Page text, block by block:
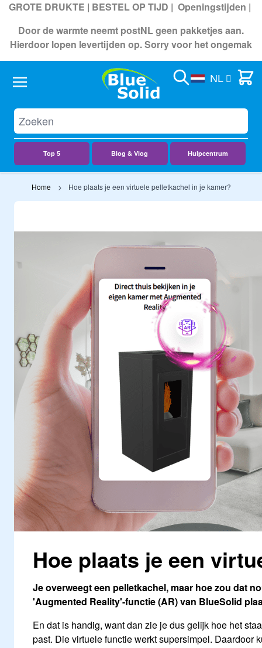
GROTE DRUKTE | BESTEL OP TIJD | Openingstijden |
Door de warmte neemt postNL geen pakketjes aan.
Hierdoor lopen levertijden op. Sorry voor het ongemak
Top 5 Blog & Vlog Hulpcentrum
Search NL Cart
Home Hoe plaats je een virtuele pelletkachel in je kamer?
Hoe plaats je een
Je overweegt een pelletkachel, maar hoe zou dat
'Augmented Reality'-functie (AR) van BlueSolid
En dat is handig, want dan zie je dus gelijk hoe het
past. Die virtuele functie werkt supersimpel. Daardoor